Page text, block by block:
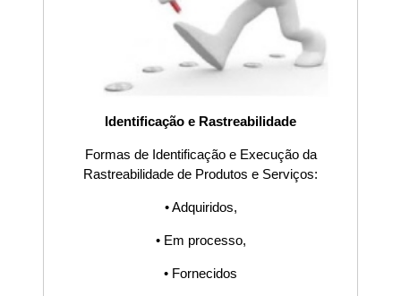
Identificação e Rastreabilidade
Formas de Identificação e Execução da
Rastreabilidade de Produtos e Serviços:
• Adquiridos,
• Em processo,
• Fornecidos
ISO27002,
ISO30304,
ISO31000,
IATF16949,